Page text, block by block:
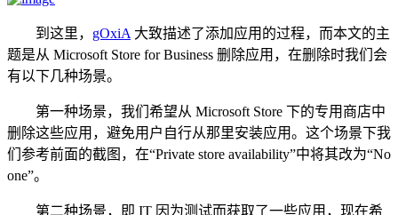
到这里， gOxiA大致描述了添加应用的过程，而本文的主
题是从 Microsoft Store for Business 删除应用，在删除时我们会
有以下几种场景。
第一种场景，我们希望从 Microsoft Store 下的专用商店中
删除这些应用，避免用户自行从那里安装应用。这个场景下我
们参考前面的截图，在“Private store availability”中将其改为“No
one”。
第二种场景，即 IT 因为测试而获取了一些应用，现在希